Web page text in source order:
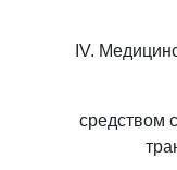
IV.
средством